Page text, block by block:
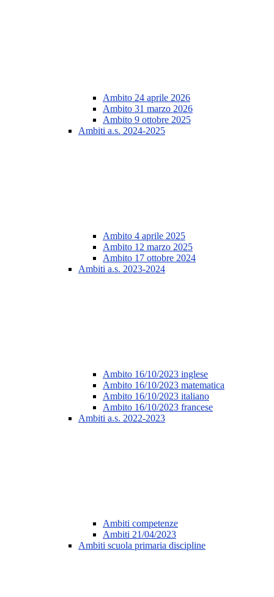
Ambito 24 aprile 2026
Ambito 31 marzo 2026
Ambito 9 ottobre 2025
Ambiti a.s. 2024-2025
Ambito 4 aprile 2025
Ambito 12 marzo 2025
Ambito 17 ottobre 2024
Ambiti a.s. 2023-2024
Ambito 16/10/2023 inglese
Ambito 16/10/2023 matematica
Ambito 16/10/2023 italiano
Ambito 16/10/2023 francese
Ambiti a.s. 2022-2023
Ambiti competenze
Ambiti 21/04/2023
Ambiti scuola primaria discipline